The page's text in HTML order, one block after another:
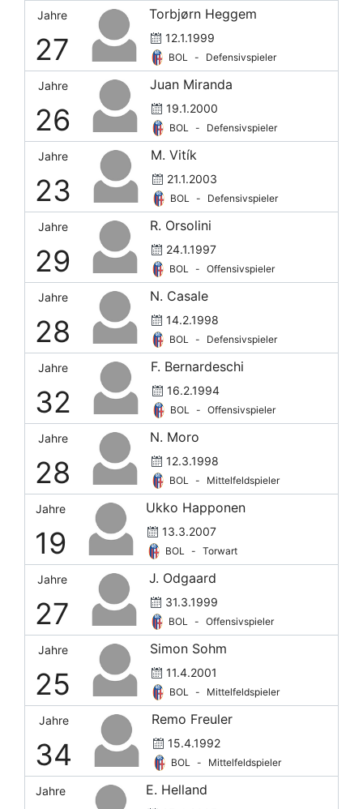
Santiago Castro
O 47 37
Simon Sohm
M
Simone Negri
Stefan Posch
D
I. Sulemana
M
Torbjørn Heggem
29
M. Vitík
D
N. Zortea
D 42
Jahre
27
Torbjørn Heggem
12.1.1999
BOL - Defensivspieler
Jahre
26
Juan Miranda
19.1.2000
BOL - Defensivspieler
Jahre
23
M. Vitík
21.1.2003
BOL - Defensivspieler
Jahre
29
R. Orsolini
24.1.1997
BOL - Offensivspieler
Jahre
28
N. Casale
14.2.1998
BOL - Defensivspieler
Jahre
32
F. Bernardeschi
16.2.1994
BOL - Offensivspieler
Jahre
28
N. Moro
12.3.1998
BOL - Mittelfeldspieler
Jahre
19
Ukko Happonen
13.3.2007
BOL - Torwart
Jahre
27
J. Odgaard
31.3.1999
BOL - Offensivspieler
Jahre
25
Simon Sohm
11.4.2001
BOL - Mittelfeldspieler
Jahre
34
Remo Freuler
15.4.1992
BOL - Mittelfeldspieler
Jahre E. Helland